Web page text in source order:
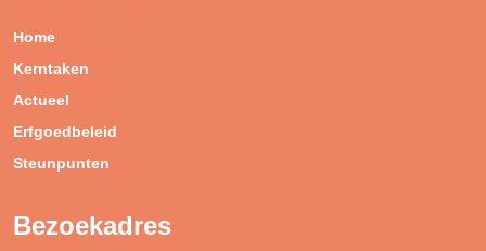
Home
Kerntaken
Actueel
Erfgoedbeleid
Steunpunten
Bezoekadres